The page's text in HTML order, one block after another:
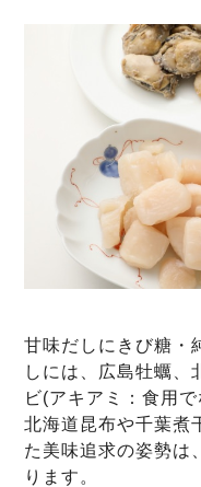
甘味だしにきび糖・
しには、広島牡蠣、
ビ(アキアミ：食用
北海道昆布や千葉煮
た美味追求の姿勢は
ります。